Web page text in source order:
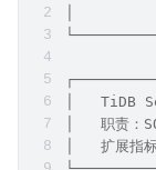
│
│   TiDB
│   职责
│   扩展指